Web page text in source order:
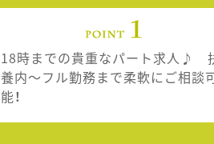
18時までの貴重なパート求人♪
養内～フル勤務まで柔軟にご相談
能！